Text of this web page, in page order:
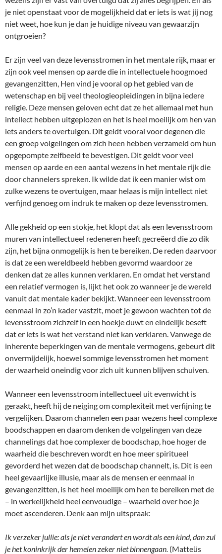
je niet openstaat voor de mogelijkheid dat er iets is wat jij nog
niet weet, hoe kun je dan je huidige niveau van gewaarzijn
ontgroeien?
Er zijn veel van deze levensstromen in het mentale rijk, maar er
zijn ook veel mensen op aarde die in intellectuele hoogmoed
gevangenzitten, Hen vind je vooral op het gebied van de
wetenschap en bij veel theologieopleidingen in bijna iedere
religie. Deze mensen geloven echt dat ze het allemaal met hun
intellect hebben uitgeplozen en het is heel moeilijk om hen van
iets anders te overtuigen. Dit geldt vooral voor degenen die
een groep volgelingen om zich heen hebben verzameld om hun
opgepompte zelfbeeld te bevestigen. Dit geldt voor veel
mensen op aarde en een aantal wezens in het mentale rijk die
door channelers spreken. Ik wilde dat ik een manier wist om
zulke wezens te overtuigen, maar helaas is mijn intellect niet
verfijnd genoeg om indruk te maken op deze levensstromen.
Alle gekheid op een stokje, het klopt dat als een levensstroom
muren van intellectueel redeneren heeft gecreëerd die zo dik
zijn, het bijna onmogelijk is hen te bereiken. De reden daarvoor
is dat ze een wereldbeeld hebben gevormd waardoor ze
denken dat ze alles kunnen verklaren. En omdat het verstand
een relatief vermogen is, lijkt het ook zo wanneer je de wereld
vanuit dat mentale kader bekijkt. Wanneer een levensstroom
eenmaal in zo’n kader vastzit, moet je gewoon wachten tot de
levensstroom zichzelf in een hoekje duwt en eindelijk beseft
dat er iets is wat het verstand niet kan verklaren. Vanwege de
inherente beperkingen van de mentale vermogens, gebeurt dit
onvermijdelijk, hoewel sommige levensstromen het moment
der waarheid oneindig voor zich uit kunnen blijven schuiven.
Wanneer een levensstroom intellectueel uit evenwicht is
geraakt, heeft hij de neiging om complexiteit met verfijning te
vergelijken. Daarom channelen een paar wezens heel complexe
boodschappen en daarom denken de volgelingen van deze
channelings dat hoe complexer de boodschap, hoe hoger de
waarheid die beschreven wordt en hoe meer spiritueel
gevorderd het wezen dat de boodschap channelt, is. Dit is een
heel gevaarlijke illusie, maar als de mensen er eenmaal in
gevangenzitten, is het heel moeilijk om hen te bereiken met de
– in werkelijkheid heel eenvoudige – waarheid over hoe je
moet ascenderen. Denk aan mijn uitspraak:
Ik verzeker jullie: als je niet verandert en wordt als een kind, dan zul
je het koninkrijk der hemelen zeker niet binnengaan. (Matteüs